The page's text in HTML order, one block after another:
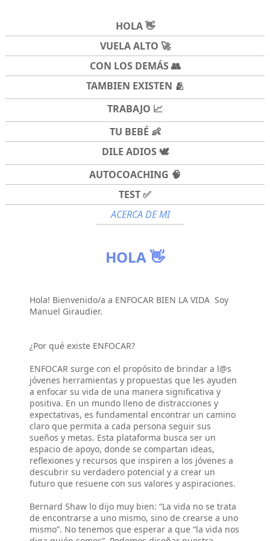
HOLA 👋
VUELA ALTO 🚀
CON LOS DEMÁS 👥
TAMBIEN EXISTEN 🫂
TRABAJO 📈
TU BEBÉ 👶
DILE ADIOS 🕊️
AUTOCOACHING 🧠
TEST ✅
ACERCA DE MI
HOLA 👋
Hola! Bienvenido/a a ENFOCAR BIEN LA VIDA Soy
Manuel Giraudier.
¿Por qué existe ENFOCAR?
ENFOCAR surge con el propósito de brindar a l@s
jóvenes herramientas y propuestas que les ayuden
a enfocar su vida de una manera significativa y
positiva. En un mundo lleno de distracciones y
expectativas, es fundamental encontrar un camino
claro que permita a cada persona seguir sus
sueños y metas. Esta plataforma busca ser un
espacio de apoyo, donde se compartan ideas,
reflexiones y recursos que inspiren a los jóvenes a
descubrir su verdadero potencial y a crear un
futuro que resuene con sus valores y aspiraciones.
Bernard Shaw lo dijo muy bien: “La vida no se trata
de encontrarse a uno mismo, sino de crearse a uno
mismo”. No tenemos que esperar a que “la vida nos